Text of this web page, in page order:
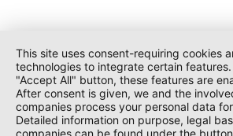
This site uses consent-requiring cookies
technologies to integrate certain
"Accept All" button, these features are
After consent is given, we and the
companies process your personal data
Detailed information on purpose, legal
companies can be found under the